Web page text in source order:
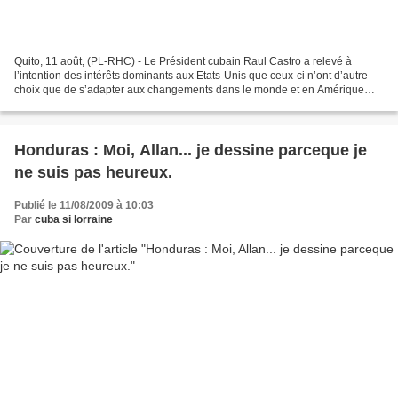
Quito, 11 août, (PL-RHC) - Le Président cubain Raul Castro a relevé à
l’intention des intérêts dominants aux Etats-Unis que ceux-ci n’ont d’autre
choix que de s’adapter aux changements dans le monde et en Amérique
Honduras : Moi, Allan... je dessine parceque je
ne suis pas heureux.
Publié le 11/08/2009 à 10:03
Par cuba si lorraine